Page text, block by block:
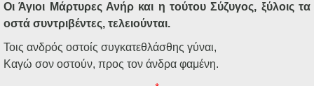
Οι Άγιοι Μάρτυρες Ανήρ και η τούτου Σύζυγος, ξύλοις τα
οστά συντριβέντες, τελειούνται.
Τοις ανδρός οστοίς συγκατεθλάσθης γύναι,
Καγώ σον οστούν, προς τον άνδρα φαμένη.